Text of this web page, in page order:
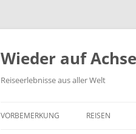
Wieder auf Achse
Reiseerlebnisse aus aller Welt
VORBEMERKUNG REISEN